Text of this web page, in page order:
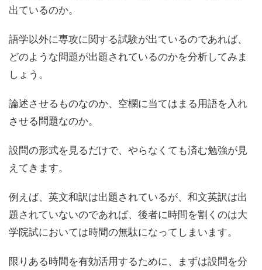
出ているのか。
語学以外に専攻に関する試験が出ているのであれば、
どのような問題が出題されているのかを分析してみま
しょう。
論述させるものなのか、空欄に当てはまる用語を入れ
させる問題なのか。
設問の形式を見るだけで、やらなくても済む勉強が見
えてきます。
例えば、英文和訳は出題されているが、和文英訳は出
題されていないのであれば、後者に時間を割くのは大
学院試においては時間の無駄になってしまいます。
限りある時間を有効活用するために、まずは設問を分